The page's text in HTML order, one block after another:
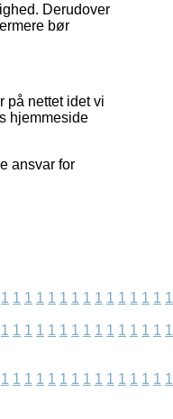
Derudover
bør
på nettet idet vi
hjemmeside
ansvar for
1 1 1 1 1 1 1 1 1 1 1 1 1 1 1
1 1 1 1 1 1 1 1 1 1 1 1 1 1 1
1 1 1 1 1 1 1 1 1 1 1 1 1 1 1